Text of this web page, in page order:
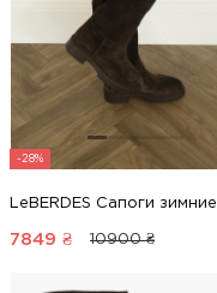
-28%
LeBERDES Сапоги зимние
7849 ₴ 10900 ₴